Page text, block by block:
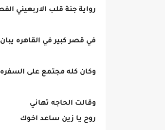
رواية جنة قلب الاربعيني الفصل
في قصر كبير في القاهره يبان
وكان كله مجتمع على
وقالت الحاجه تهاني
روح يا زين ساعد اخوك